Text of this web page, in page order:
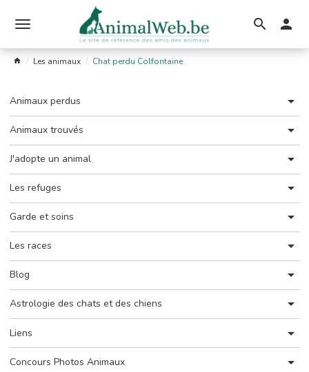
le
menu
Les animaux Chat perdu Colfontaine
Animaux perdus
Animaux trouvés
J'adopte un animal
Les refuges
Garde et soins
Les races
Blog
Astrologie des chats et des chiens
Liens
Concours Photos Animaux